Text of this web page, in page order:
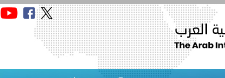
قـطـر ـ 1448/02/21هـ ــ الموافق 2026/08/04 م - مشاركة دولة